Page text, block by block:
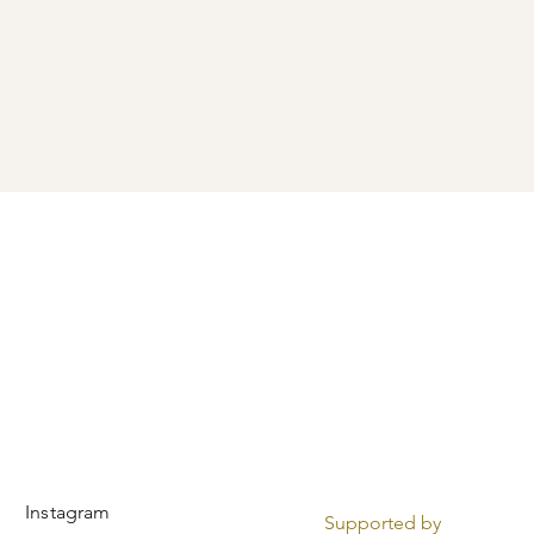
Instagram Supported by